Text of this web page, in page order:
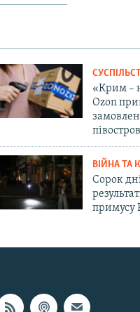
«Крим –
Ozon
ВІЙНА ТА
Сорок
примусу